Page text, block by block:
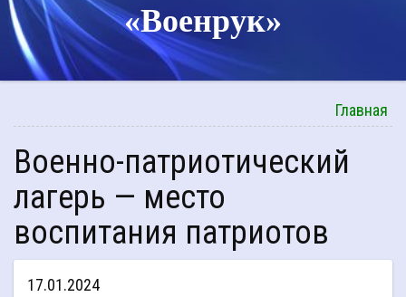
«Военрук»
Главная
Военно-патриотический
лагерь — место
воспитания патриотов
17.01.2024